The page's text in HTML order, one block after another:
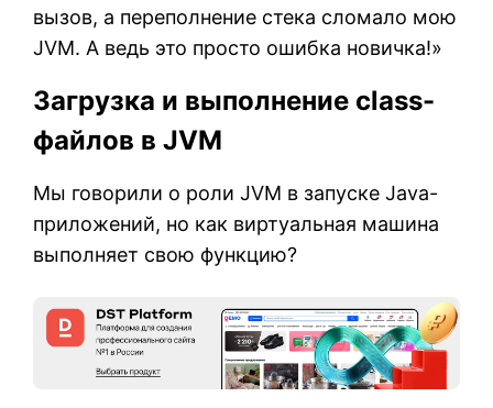
вызов, а переполнение стека сломало мою
JVM. А ведь это просто ошибка новичка!»
Загрузка и выполнение class-
файлов в JVM
Мы говорили о роли JVM в запуске Java-
приложений, но как виртуальная машина
выполняет свою функцию?